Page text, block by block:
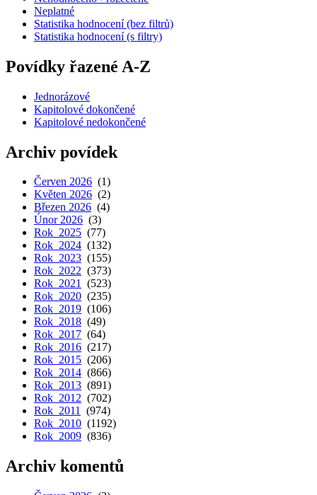
Neplatné
Statistika hodnocení (bez filtrů)
Statistika hodnocení (s filtry)
Povídky řazené A-Z
Jednorázové
Kapitolové dokončené
Kapitolové nedokončené
Archiv povídek
Červen 2026 (1)
Květen 2026 (2)
Březen 2026 (4)
Únor 2026 (3)
Rok 2025 (77)
Rok 2024 (132)
Rok 2023 (155)
Rok 2022 (373)
Rok 2021 (523)
Rok 2020 (235)
Rok 2019 (106)
Rok 2018 (49)
Rok 2017 (64)
Rok 2016 (217)
Rok 2015 (206)
Rok 2014 (866)
Rok 2013 (891)
Rok 2012 (702)
Rok 2011 (974)
Rok 2010 (1192)
Rok 2009 (836)
Archiv komentů